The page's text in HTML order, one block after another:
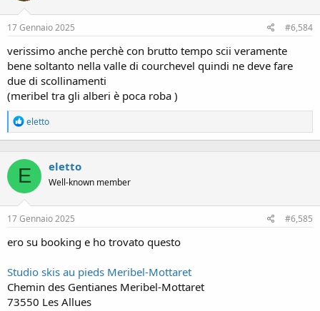
n
:
17 Gennaio 2025 #6,584
verissimo anche perchè con brutto tempo scii veramente
bene soltanto nella valle di courchevel quindi ne deve fare
due di scollinamenti
(meribel tra gli alberi è poca roba )
R
e
a
t
i
n
:
eletto
E eletto
Well-known member
17 Gennaio 2025 #6,585
ero su booking e ho trovato questo
Studio skis au pieds Meribel-Mottaret
Chemin des Gentianes Meribel-Mottaret
73550 Les Allues